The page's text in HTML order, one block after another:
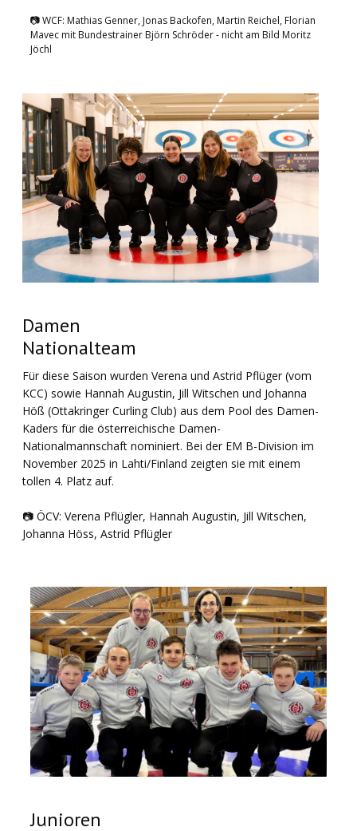
📷 WCF: Mathias Genner, Jonas Backofen, Martin Reichel, Florian
Mavec mit Bundestrainer Björn Schröder - nicht am Bild Moritz
Jöchl
Damen
Nationalteam
Für diese Saison wurden Verena und Astrid Pflüger (vom
KCC) sowie Hannah Augustin, Jill Witschen und Johanna
Höß (Ottakringer Curling Club) aus dem Pool des Damen-
Kaders für die österreichische Damen-
Nationalmannschaft nominiert. Bei der EM B-Division im
November 2025 in Lahti/Finland zeigten sie mit einem
tollen 4. Platz auf.
📷 ÖCV: Verena Pflügler, Hannah Augustin, Jill Witschen,
Johanna Höss, Astrid Pflügler
Junioren